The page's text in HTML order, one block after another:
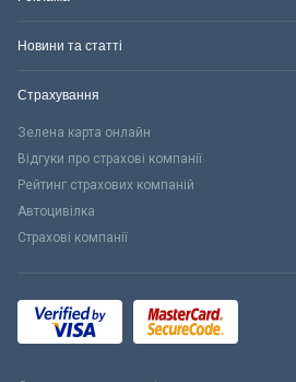
Новини та статті
Страхування
Зелена карта онлайн
Відгуки про страхові компанії
Рейтинг страхових компаній
Автоцивілка
Страхові компанії